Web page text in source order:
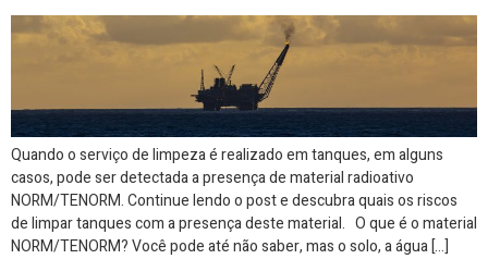
Quando o serviço de limpeza é realizado em tanques, em alguns
casos, pode ser detectada a presença de material radioativo
NORM/TENORM. Continue lendo o post e descubra quais os riscos
de limpar tanques com a presença deste material. O que é o material
NORM/TENORM? Você pode até não saber, mas o solo, a água […]